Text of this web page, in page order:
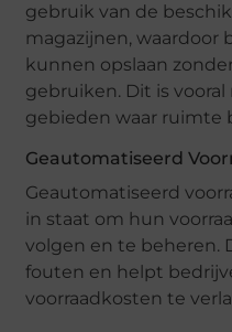
gebruik van de
magazijnen, waardoor
kunnen opslaan
gebruiken. Dit is
gebieden waar ruimte
Geautomatiseerd
Geautomatiseerd
in staat om hun
volgen en te beheren.
fouten en helpt
voorraadkosten te